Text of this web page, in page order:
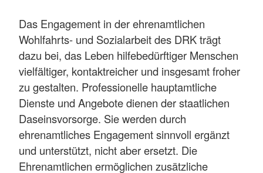
Das Engagement in der ehrenamtlichen
Wohlfahrts- und Sozialarbeit des DRK trägt
dazu bei, das Leben hilfebedürftiger Menschen
vielfältiger, kontaktreicher und insgesamt froher
zu gestalten. Professionelle hauptamtliche
Dienste und Angebote dienen der staatlichen
Daseinsvorsorge. Sie werden durch
ehrenamtliches Engagement sinnvoll ergänzt
und unterstützt, nicht aber ersetzt. Die
Ehrenamtlichen ermöglichen zusätzliche